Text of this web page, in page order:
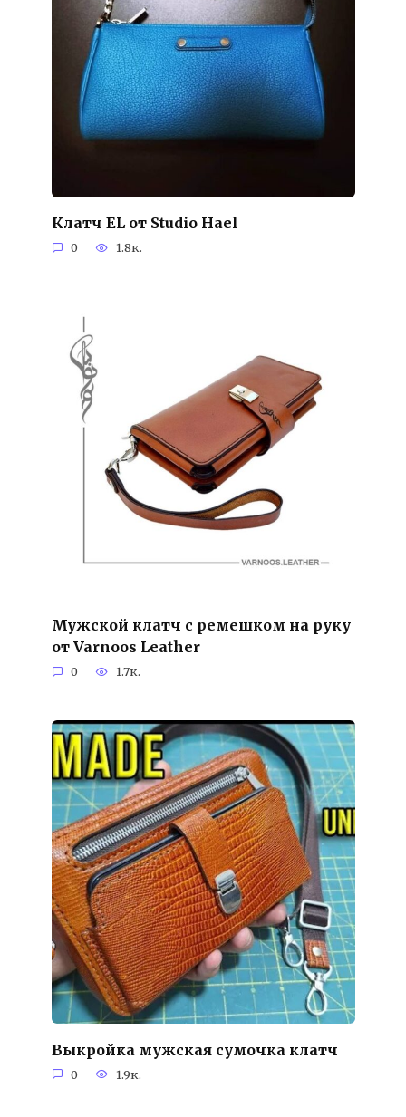
Клатч EL от Studio Hael
0 1.8к.
Мужской клатч с ремешком на руку
от Varnoos Leather
0 1.7к.
Выкройка мужская сумочка клатч
0 1.9к.